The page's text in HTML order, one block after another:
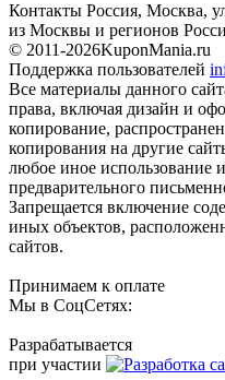
Контакты Россия, Москва,
из Москвы и регионов
© 2011-2026KuponMania.ru
Поддержка пользователей
Все материалы данного
права, включая дизайн и
копирование,
копирования на другие
любое иное использование
предварительного
Запрещается включение
иных объектов,
сайтов.
Принимаем к оплате
Мы в СоцСетях:
Разрабатывается
при участии